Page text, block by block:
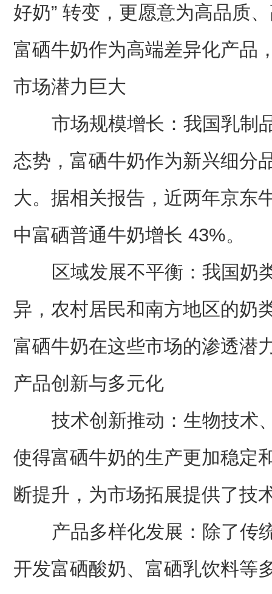
好奶” 转变，更愿意为高品质
富硒牛奶作为高端差异化产品
市场潜力巨大
市场规模增长：我国乳制
态势，富硒牛奶作为新兴细分
大。据相关报告，近两年京东
中富硒普通牛奶增长 43%。
区域发展不平衡：我国奶
异，农村居民和南方地区的奶
富硒牛奶在这些市场的渗透潜
产品创新与多元化
技术创新推动：生物技术
使得富硒牛奶的生产更加稳定
断提升，为市场拓展提供了技
产品多样化发展：除了传
开发富硒酸奶、富硒乳饮料等